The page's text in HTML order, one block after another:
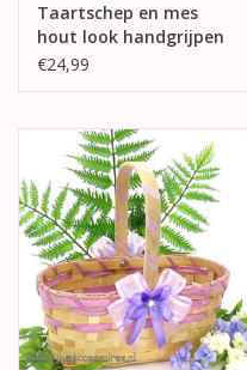
Taartschep en mes
hout look handgrijpen
€24,99